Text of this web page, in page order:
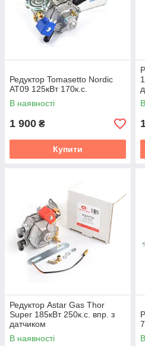
Редуктор Tomasetto Nordic
АТ09 125кВт 170к.с.
В наявності
1 900 ₴
Купити
Редуктор Astar Gas Thor
Super 185кВт 250к.с. впр. з
датчиком
В наявності